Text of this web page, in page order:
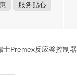
服务贴心
Premex反应釜控制器